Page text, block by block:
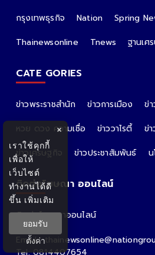
กรุงเทพธุรกิจ
Nation
Spring
Thainewsonline
Tnews ฐานเศ
CATE GORIES
ข่าวพระราชสำนัก ข่าวการเมือง ข่
หวย ดวง ความเชื่อ
ข่าววาไรตี้
ข่
ข่าวเศรษฐกิจ
ข่าวประชาสัมพันธ์
ติดต่อโฆษณา ออนไลน์
ติดต่อโฆษณาออนไลน์
คุณอ้อ
Email :
Tel: 0814407654
×
เราใช้คุกกี้
เพื่อให้
เว็บไซต์
ทำงานได้ดี
ขึ้น เพิ่มเติม
ยอมรับ
ตั้งค่า